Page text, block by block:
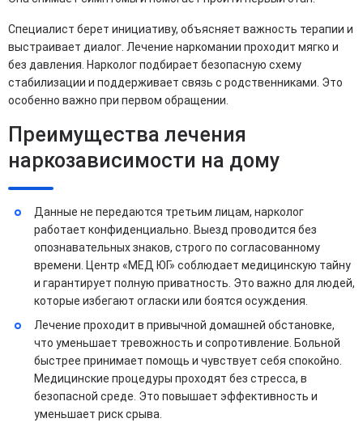
Специалист берет инициативу, объясняет важность терапии и
выстраивает диалог. Лечение наркомании проходит мягко и
без давления. Нарколог подбирает безопасную схему
стабилизации и поддерживает связь с родственниками. Это
особенно важно при первом обращении.
Преимущества лечения
наркозависимости на дому
Данные не передаются третьим лицам, нарколог
работает конфиденциально. Выезд проводится без
опознавательных знаков, строго по согласованному
времени. Центр «МЕД ЮГ» соблюдает медицинскую тайну
и гарантирует полную приватность. Это важно для людей,
которые избегают огласки или боятся осуждения.
Лечение проходит в привычной домашней обстановке,
что уменьшает тревожность и сопротивление. Больной
быстрее принимает помощь и чувствует себя спокойно.
Медицинские процедуры проходят без стресса, в
безопасной среде. Это повышает эффективность и
уменьшает риск срыва.